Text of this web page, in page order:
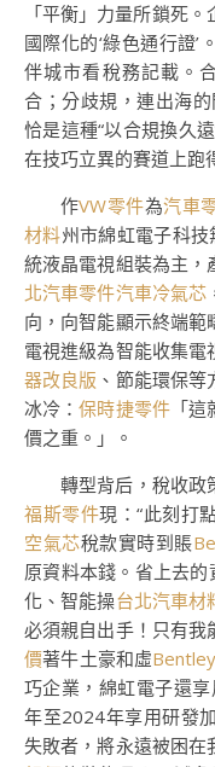
「平衡」力量所鎖死
國際化的‘綠色通行證
伴城市看稅務記載。
合；分歧規，連出海
恰是這種“以合規換久
在技巧立異的賽道上跑
作VW零件為汽車
材料州市綿虹電子科
統液晶電視組裝為主，
北汽車零件汽車冷氣芯
向，向智能顯示終端範
電視進級為智能收集
器改良版 、節能環保等
冰冷：保時捷零件「這
價之重。」。
轉型背后，稅收政
福斯零件現：“此刻打
空氣芯稅款實時到賬
原資料本錢。省上去
化、智能操台北汽車材
必須親自出手！只有我
價著牛土豪和虛
巧企業，綿虹電子還
年至2024年享用研發
失敗者，將永遠被困在